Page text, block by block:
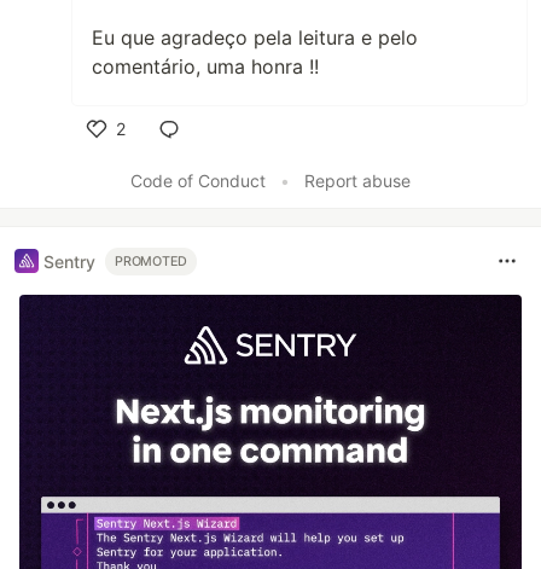
Eu que agradeço pela leitura e pelo
comentário, uma honra !!
2
Code of Conduct
• Report abuse
Sentry PROMOTED